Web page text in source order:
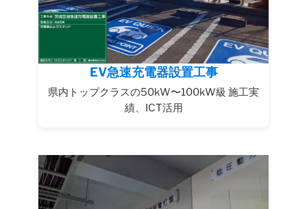
EV急速充電器設置工事
県内トップクラスの50kW〜100kW級 施工実
績、ICT活用